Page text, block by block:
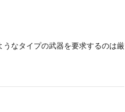
うなタイプの武器を要求するのは厳